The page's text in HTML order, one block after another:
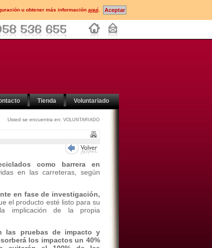
u obtener más información aquí.
Tienda Voluntariado
Usted se encuentra en: VOLUNTARIADO
como barrera en
en las carreteras, según
en fase de investigación,
el producto esté listo para su
implicación de la propia
las pruebas de impacto y
los impactos un 40%